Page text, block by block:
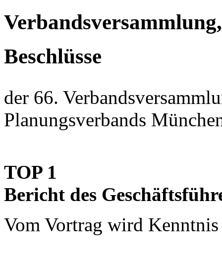
Beschlüsse
der 66.
Planungsverbands
TOP 1
Bericht des
Vom Vortrag wird Kenntnis